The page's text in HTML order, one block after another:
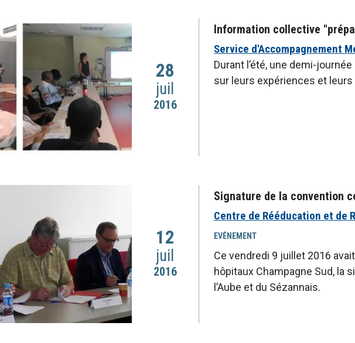
28
juil
2016
Information collective
Service d'Accompagnement
Durant l’été, une demi-
sur leurs expériences et
12
juil
2016
Signature de la convention
Centre de Rééducation et de
EVÉNEMENT
Ce vendredi 9 juillet 2016
hôpitaux Champagne Sud, la
l’Aube et du Sézannais.